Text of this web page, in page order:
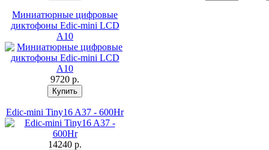
Миниатюрные цифровые
диктофоны Edic-mini LCD
A10
9720 p.
Edic-mini Tiny16 A37 - 600Hr
14240 p.